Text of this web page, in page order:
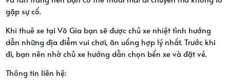
gặp sự cố.
Khi thuê xe tại Võ Gia bạn sẽ được chủ xe nhiệt tình hướng
dẫn những địa điểm vui chơi, ăn uống hợp lý nhất. Trước khi
đi, bạn nên nhờ chủ xe hướng dẫn chọn bến xe và đặt vé.
Thông tin liên hệ: